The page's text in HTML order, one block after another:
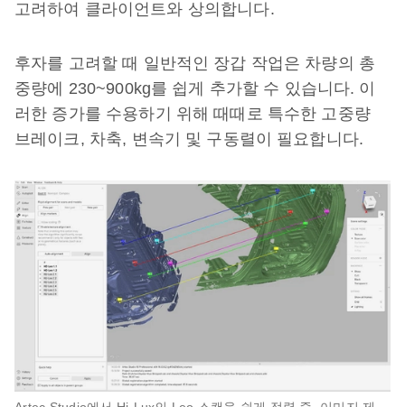
고려하여 클라이언트와 상의합니다.
후자를 고려할 때 일반적인 장갑 작업은 차량의 총
중량에 230~900kg를 쉽게 추가할 수 있습니다. 이
러한 증가를 수용하기 위해 때때로 특수한 고중량
브레이크, 차축, 변속기 및 구동렬이 필요합니다.